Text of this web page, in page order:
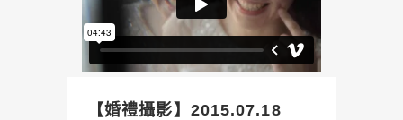
【婚禮攝影】2015.07.18